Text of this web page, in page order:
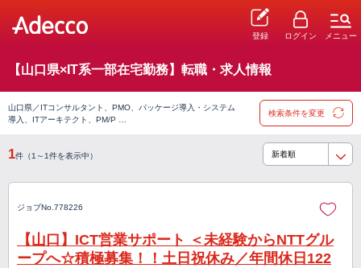
登録 ログイン メニュー
【山口県×IT系一部在宅勤務】転職・求人情報
山口県／ITコンサルタント、PMO、パッケージ導入・システム
導入、ITアーキテクト、PM/P …
検索条件を変更
1件（1～1件を表示中）
ジョブNo.778226
【山口】ICT営業サポート ＜未経験からNTTグル
ープへ☆積極募集！！土日祝休み／年間休日122